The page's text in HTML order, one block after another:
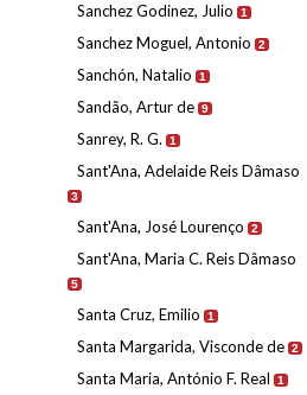
Sanchez Godinez, Julio 1
Sanchez Moguel, Antonio 2
Sanchón, Natalio 1
Sandão, Artur de 9
Sanrey, R. G. 1
Sant'Ana, Adelaide Reis Dâmaso
3
Sant'Ana, José Lourenço 2
Sant'Ana, Maria C. Reis Dâmaso
5
Santa Cruz, Emilio 1
Santa Margarida, Visconde de 2
Santa Maria, António F. Real 1